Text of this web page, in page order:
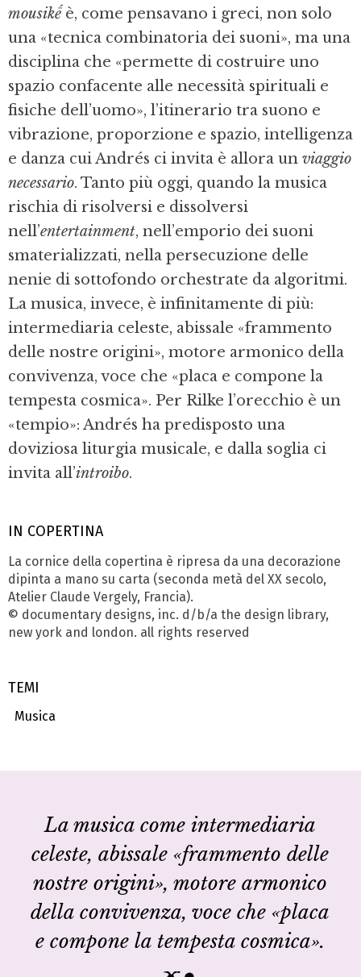
IN COPERTINA
La cornice della copertina è ripresa da una decorazione
dipinta a mano su carta (seconda metà del XX secolo,
Atelier Claude Vergely, Francia).
© documentary designs, inc. d/b/a the design library,
new york and london. all rights reserved
TEMI
Musica
mousikḗè, come pensavano i greci, non solo
una «tecnica combinatoria dei suoni», ma una
disciplina che «permette di costruire uno
spazio confacente alle necessità spirituali e
fisiche dell’uomo», l’itinerario tra suono e
vibrazione, proporzione e spazio, intelligenza
e danza cui Andrés ci invita è allora un viaggio
necessario. Tanto più oggi, quando la musica
rischia di risolversi e dissolversi
nell’entertainment, nell’emporio dei suoni
smaterializzati, nella persecuzione delle
nenie di sottofondo orchestrate da algoritmi.
La musica, invece, è infinitamente di più:
intermediaria celeste, abissale «frammento
delle nostre origini», motore armonico della
convivenza, voce che «placa e compone la
tempesta cosmica». Per Rilke l’orecchio è un
«tempio»: Andrés ha predisposto una
doviziosa liturgia musicale, e dalla soglia ci
invita all’introibo.
La musica come intermediaria
celeste, abissale «frammento delle
nostre origini», motore armonico
della convivenza, voce che «placa
e compone la tempesta cosmica».